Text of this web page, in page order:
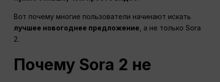
Вот почему многие пользователи начинают искать
лучшее новогоднее предложение , а не только Sora
2.
Почему Sora 2 не